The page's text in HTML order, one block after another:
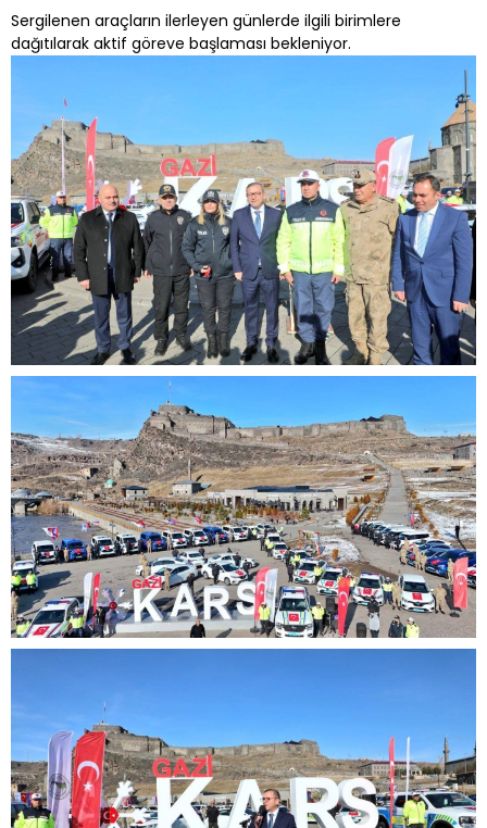
Sergilenen araçların ilerleyen günlerde ilgili birimlere
dağıtılarak aktif göreve başlaması bekleniyor.